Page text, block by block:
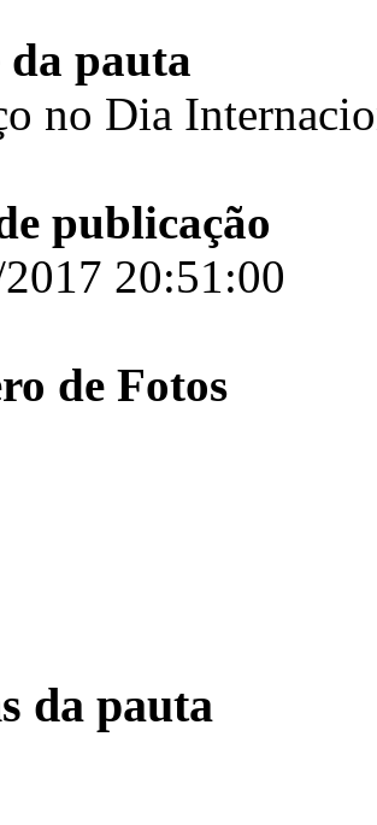
da pauta
no Dia
publicação
20:51:00
de Fotos
da pauta